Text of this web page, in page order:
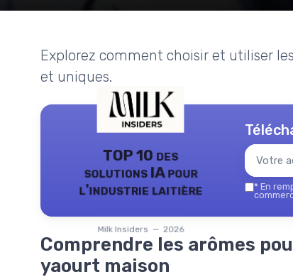
Explorez comment choisir et utiliser
et uniques.
TOP 10 des
solutions IA pour
l'industrie laitière
Milk Insiders — 2026
* En
Comprendre les arômes
yaourt maison